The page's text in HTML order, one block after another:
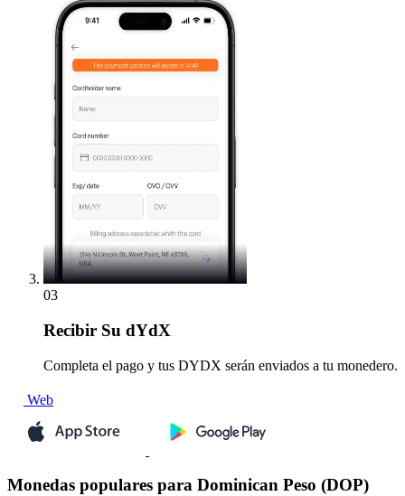
03
Recibir Su dYdX
Completa el pago y tus DYDX serán enviados a tu monedero.
Web
Monedas populares para Dominican Peso (DOP)